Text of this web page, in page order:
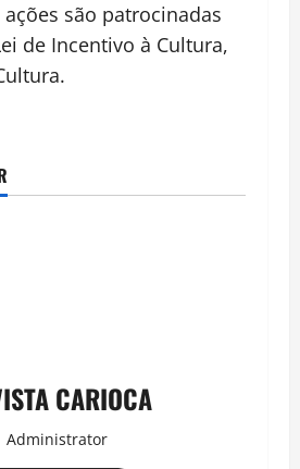
ações são patrocinadas
de Incentivo à Cultura,
CARIOCA
Administrator